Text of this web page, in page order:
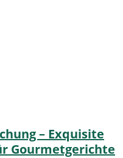
– Exquisite
Gourmetgerichte